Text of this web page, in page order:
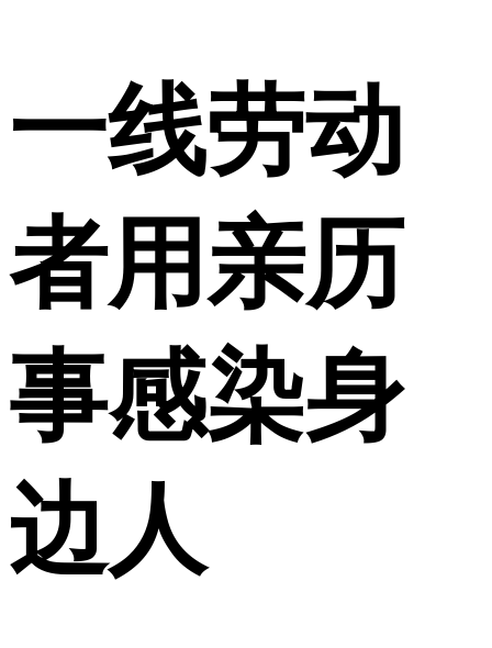
一线劳动
者用亲历
事感染身
边人